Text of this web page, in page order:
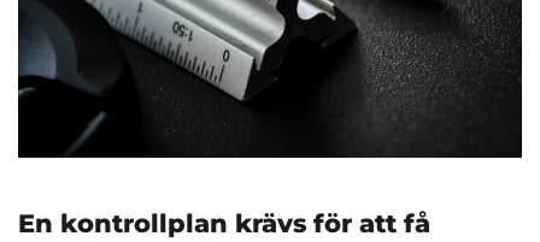
En kontrollplan krävs för att få